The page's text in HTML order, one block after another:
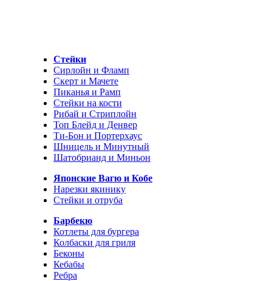
Стейки
Сирлойн и Фламп
Скерт и Мачете
Пиканья и Рамп
Стейки на кости
Рибай и Стриплойн
Топ Блейд и Денвер
Ти-Бон и Портерхаус
Шницель и Минутный
Шатобрианд и Миньон
Японские Вагю и Кобе
Нарезки якинику
Стейки и отруба
Барбекю
Котлеты для бургера
Колбаски для гриля
Беконы
Кебабы
Ребра